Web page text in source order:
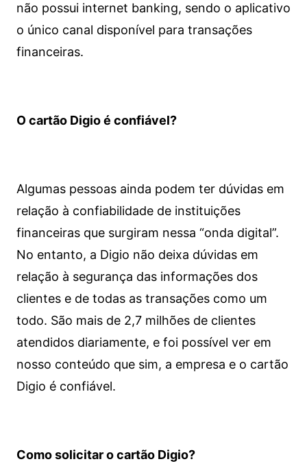
não possui internet banking, sendo o aplicativo
o único canal disponível para transações
financeiras.
O cartão Digio é confiável?
Algumas pessoas ainda podem ter dúvidas em
relação à confiabilidade de instituições
financeiras que surgiram nessa “onda digital”.
No entanto, a Digio não deixa dúvidas em
relação à segurança das informações dos
clientes e de todas as transações como um
todo. São mais de 2,7 milhões de clientes
atendidos diariamente, e foi possível ver em
nosso conteúdo que sim, a empresa e o cartão
Digio é confiável.
Como solicitar o cartão Digio?